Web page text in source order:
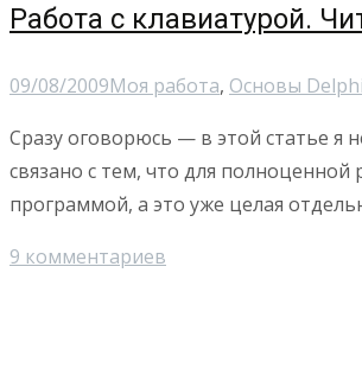
Работа с клавиатурой.
09/08/2009Моя работа, Основы Delphi
Сразу оговорюсь — в этой статье я
связано с тем, что для
программой, а это уже целая
9 комментариев